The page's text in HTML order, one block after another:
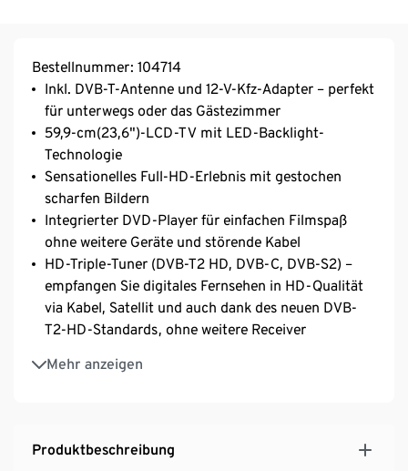
Bestellnummer: 104714
Inkl. DVB-T-Antenne und 12-V-Kfz-Adapter – perfekt
für unterwegs oder das Gästezimmer
59,9-cm(23,6")-LCD-TV mit LED-Backlight-
Technologie
Sensationelles Full-HD-Erlebnis mit gestochen
scharfen Bildern
Integrierter DVD-Player für einfachen Filmspaß
ohne weitere Geräte und störende Kabel
HD-Triple-Tuner (DVB-T2 HD, DVB-C, DVB-S2) –
empfangen Sie digitales Fernsehen in HD-Qualität
via Kabel, Satellit und auch dank des neuen DVB-
T2-HD-Standards, ohne weitere Receiver
Mehr anzeigen
Integrierter Mediaplayer – direkte Wiedergabe Ihrer
Lieblingsfotos, -musik und -filme einfach und
Bild- und Tonsignalen ohne Qualitätsverlust
Genießen Sie dank CI+ das volle Programm – die
Produktbeschreibung